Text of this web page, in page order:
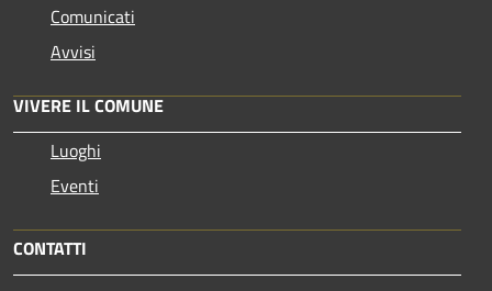
Comunicati
Avvisi
VIVERE IL COMUNE
Luoghi
Eventi
CONTATTI